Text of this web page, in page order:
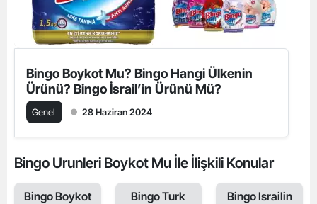
Bingo Boykot Mu? Bingo Hangi Ülkenin
Ürünü? Bingo İsrail’in Ürünü Mü?
Genel 28 Haziran 2024
Bingo Urunleri Boykot Mu İle İlişkili Konular
Bingo Boykot
Bingo Turk
Bingo Israilin